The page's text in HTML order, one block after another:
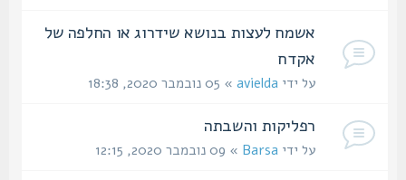
אשמח לעצות בנושא שידרוג או החלפה של
אקדח
על ידיavielda» 05 נובמבר 2020, 18:38
רפליקות והשבתה
על ידיBarsa» 09 נובמבר 2020, 12:15